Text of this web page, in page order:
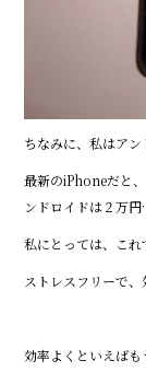
ちなみに、私はアン
最新のiPhoneだと
ンドロイドは２万
私にとっては、こ
ストレスフリーで、
効率よくといえばも